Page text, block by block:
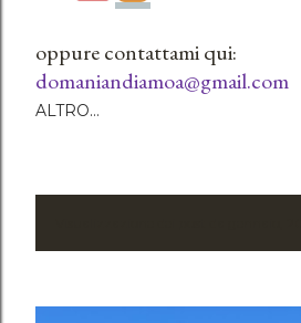
oppure contattami qui:
domaniandiamoa@gmail.com
ALTRO…
P